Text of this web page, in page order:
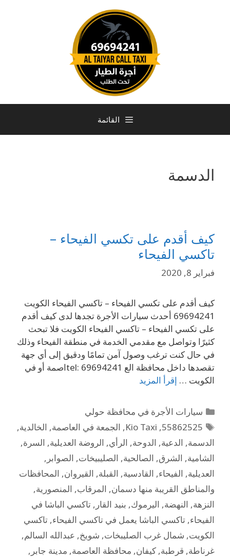
القائمة
الدسمة
كيف أقدم على تكسي الفيحاء –
تاكسي الفيحاء
فبراير 8, 2020
كيف أقدم على تكسي الفيحاء – تاكسي الفيحاء الكويت
69694241 أحدث سيارات الأجرة تجدها لدى كيف أقدم
على تكسي الفيحاء – تاكسي الفيحاء الكويت فلا تبحث
كثيرًا وتواصل مع مقدمي الخدمة في منطقة الفيحاء وذلك
في حال كنت ترغب وصول آمن تمامًا ودقيق إلى أي جهة
تقصدها داخل محافظة الع tel: 69694241اصمة أو في
الكويت … إقرأ المزيد
سيارات الأجرة في محافظة حولي
55862525
,
Kio Taxi
, الجمعة في العاصمة, الخالدية,
الدسمة, الدعية, الدوحة, الرأي, الروضة العديلية, السرة,
الشامية, الشرق, الصالحية, الصليبيخات, الصوابر ,
العديلية, الفيحاء, القادسية, القبلة, القيروان, المحافظات
والمناطق القريبة منها دسمان, المرقاب, المنصورية,
النزهة, النهضة, اليرموك, بنيد القار , تاكسي الباشا في
الفيحاء, تاكسي الباشا يعمل في تاكسي الفيحاء, تاكسي
الكويت, شمال غرب الصليبخات, شويخ, عبدالله السالم,
غرناطة, قرطبة, كيفان, محافظة العاصمة, مدينة جابر ,